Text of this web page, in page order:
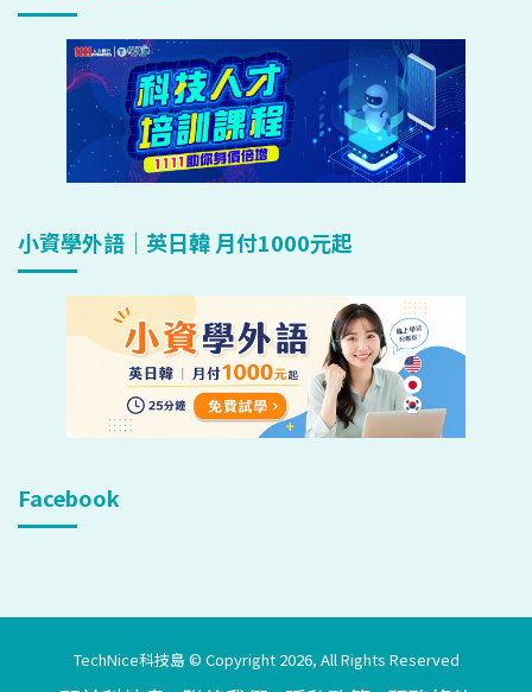
小資學外語｜英日韓 月付1000元起
Facebook
TechNice科技島 © Copyright 2026, All Rights Reserved